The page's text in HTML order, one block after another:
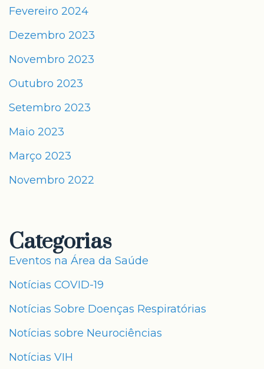
Fevereiro 2024
Dezembro 2023
Novembro 2023
Outubro 2023
Setembro 2023
Maio 2023
Março 2023
Novembro 2022
Categorias
Eventos na Área da Saúde
Notícias COVID-19
Notícias Sobre Doenças Respiratórias
Notícias sobre Neurociências
Notícias VIH